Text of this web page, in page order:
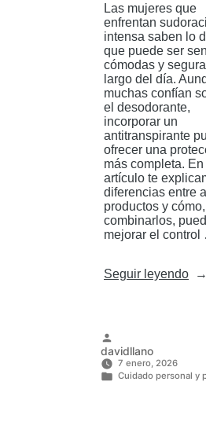
Las mujeres que
enfrentan
intensa saben lo
que puede ser
cómodas y
largo del día.
muchas confían
el desodorante,
incorporar un
antitranspirante
ofrecer una
más completa.
artículo te
diferencias entre
productos y cómo,
combinarlos,
mejorar el
Seguir leyendo
Publicado
por
davidllano
7 enero, 2026
Cuidado personal y